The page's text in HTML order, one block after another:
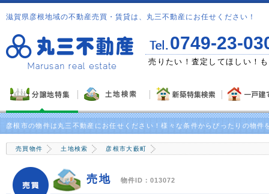
滋賀県彦根地域の不動産売買・賃貸は、丸三不動産にお任せください！
0749-23-
ント！ 売りたい！査定してほしい！
彦根市の物件は丸三不動産にお任せください！様々な条件からぴったりの物件
売買物件 土地検索 彦根市大藪町
売地 物件ID：013072